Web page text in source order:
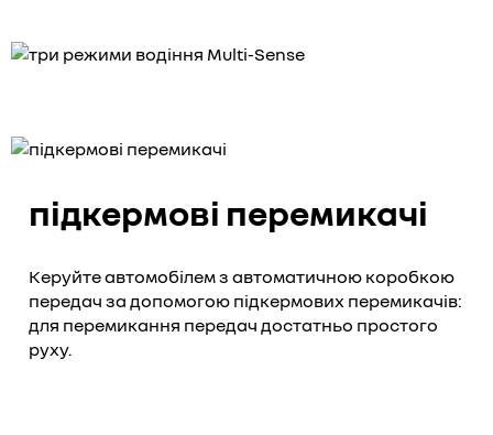
підкермові перемикачі
Керуйте автомобілем з автоматичною коробкою
передач за допомогою підкермових перемикачів:
для перемикання передач достатньо простого
руху.